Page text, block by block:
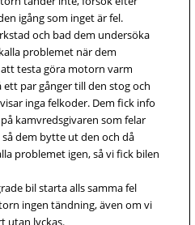
igång som inget är fel.
och bad dem undersöka
problemet när dem
testa göra motorn varm
ett par gånger till den stog och
inga felkoder. Dem fick info
kamvredsgivaren som felar
dem bytte ut den och då
problemet igen, så vi fick bilen
bil starta alls samma fel
ingen tändning, även om vi
utan lyckas.